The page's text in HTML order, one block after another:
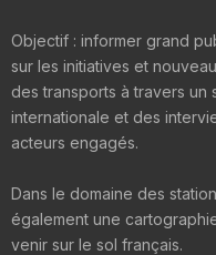
Objectif : informer grand
sur les initiatives et
des transports à travers
internationale et des
acteurs engagés.
Dans le domaine des
également une
venir sur le sol français.